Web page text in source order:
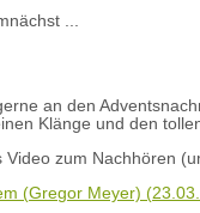
...
an den
Klänge und den
Video zum Nachhören
(Gregor Meyer)